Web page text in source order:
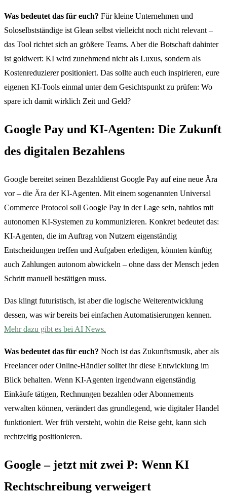
Was bedeutet das für euch? Für kleine Unternehmen und
Soloselbstständige ist Glean selbst vielleicht noch nicht relevant –
das Tool richtet sich an größere Teams. Aber die Botschaft dahinter
ist goldwert: KI wird zunehmend nicht als Luxus, sondern als
Kostenreduzierer positioniert. Das sollte auch euch inspirieren, eure
eigenen KI-Tools einmal unter dem Gesichtspunkt zu prüfen: Wo
spare ich damit wirklich Zeit und Geld?
Google Pay und KI-Agenten: Die Zukunft
des digitalen Bezahlens
Google bereitet seinen Bezahldienst Google Pay auf eine neue Ära
vor – die Ära der KI-Agenten. Mit einem sogenannten Universal
Commerce Protocol soll Google Pay in der Lage sein, nahtlos mit
autonomen KI-Systemen zu kommunizieren. Konkret bedeutet das:
KI-Agenten, die im Auftrag von Nutzern eigenständig
Entscheidungen treffen und Aufgaben erledigen, könnten künftig
auch Zahlungen autonom abwickeln – ohne dass der Mensch jeden
Schritt manuell bestätigen muss.
Das klingt futuristisch, ist aber die logische Weiterentwicklung
dessen, was wir bereits bei einfachen Automatisierungen kennen.
Mehr dazu gibt es bei AI News.
Was bedeutet das für euch? Noch ist das Zukunftsmusik, aber als
Freelancer oder Online-Händler solltet ihr diese Entwicklung im
Blick behalten. Wenn KI-Agenten irgendwann eigenständig
Einkäufe tätigen, Rechnungen bezahlen oder Abonnements
verwalten können, verändert das grundlegend, wie digitaler Handel
funktioniert. Wer früh versteht, wohin die Reise geht, kann sich
rechtzeitig positionieren.
Google – jetzt mit zwei P: Wenn KI
Rechtschreibung verweigert